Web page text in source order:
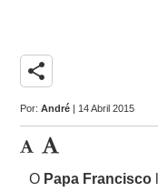
share
Por:André | 14 Abril 2015
O Papa Francisco